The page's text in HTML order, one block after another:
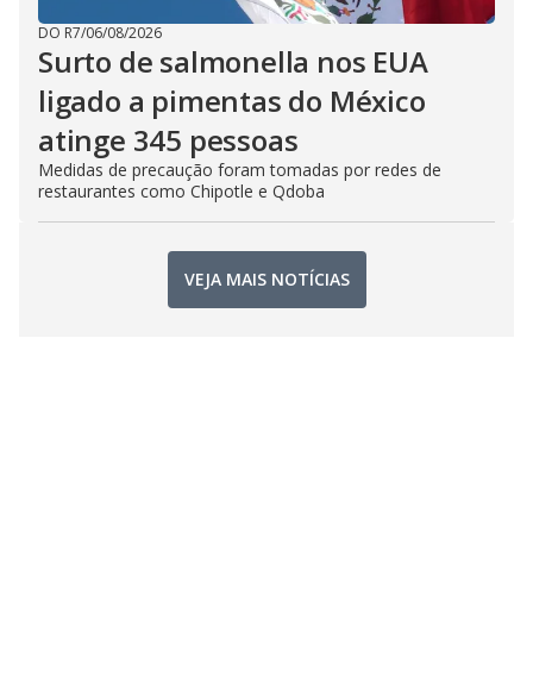
DO R7/06/08/2026
Surto de salmonella nos EUA
ligado a pimentas do México
atinge 345 pessoas
Medidas de precaução foram tomadas por redes de
restaurantes como Chipotle e Qdoba
VEJA MAIS NOTÍCIAS